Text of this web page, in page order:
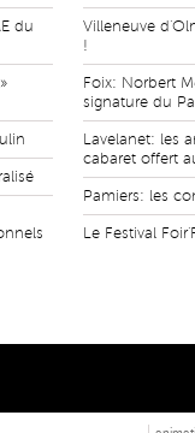
du
Villeneuve
!
Foix: Norbert
signature du
Lavelanet: les
cabaret offert
Pamiers: les
Le Festival